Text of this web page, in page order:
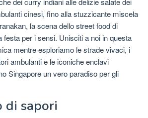
cinesi, fino alla stuzzicante miscela
la scena dello street food di
festa per i sensi. Unisciti a noi in questa
mentre esploriamo le strade vivaci, i
ambulanti e le iconiche enclavi
Singapore un vero paradiso per gli
di sapori